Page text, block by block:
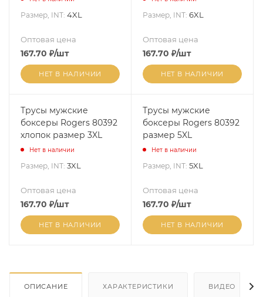
Размер, INT: 4XL
Оптовая цена
167.70 ₽/шт
НЕТ В НАЛИЧИИ
Размер, INT: 6XL
Оптовая цена
167.70 ₽/шт
НЕТ В НАЛИЧИИ
Трусы мужские
боксеры Rogers 80392
хлопок размер 3XL
Нет в наличии
Размер, INT: 3XL
Оптовая цена
167.70 ₽/шт
НЕТ В НАЛИЧИИ
Трусы мужские
боксеры Rogers 80392
размер 5XL
Нет в наличии
Размер, INT: 5XL
Оптовая цена
167.70 ₽/шт
НЕТ В НАЛИЧИИ
ОПИСАНИЕ ХАРАКТЕРИСТИКИ ВИДЕО (2)